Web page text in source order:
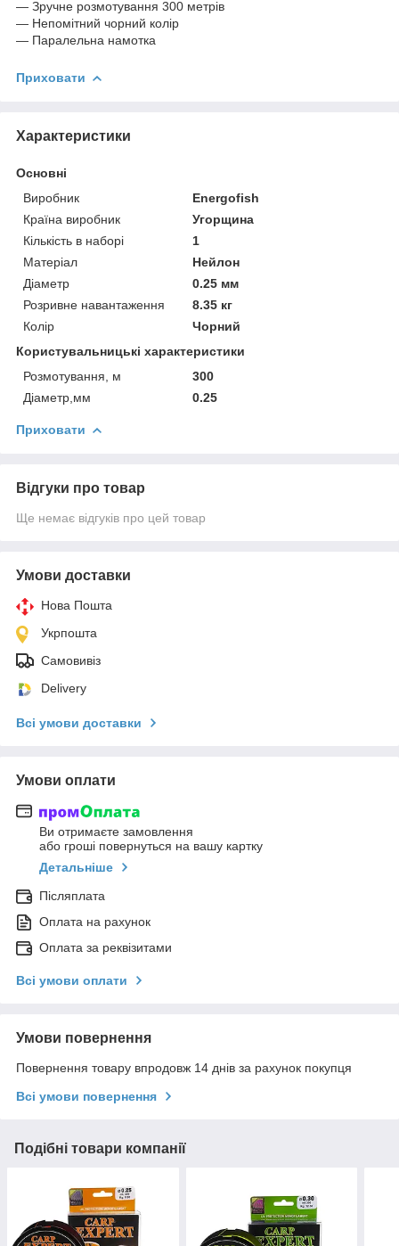
— Зручне розмотування 300 метрів
— Непомітний чорний колір
— Паралельна намотка
Приховати
Характеристики
Основні
Виробник
Energofish
Країна виробник
Угорщина
Кількість в наборі
1
Матеріал
Нейлон
Діаметр
0.25 мм
Розривне навантаження
8.35 кг
Колір
Чорний
Користувальницькі характеристики
Розмотування, м
300
Діаметр,мм
0.25
Приховати
Відгуки про товар
Ще немає відгуків про цей товар
Умови доставки
Нова Пошта
Укрпошта
Самовивіз
Delivery
Всі умови доставки
Умови оплати
Ви отримаєте замовлення
або гроші повернуться на вашу картку
Детальніше
Післяплата
Оплата на рахунок
Оплата за реквізитами
Всі умови оплати
Умови повернення
Повернення товару впродовж 14 днів за рахунок покупця
Всі умови повернення
Подібні товари компанії